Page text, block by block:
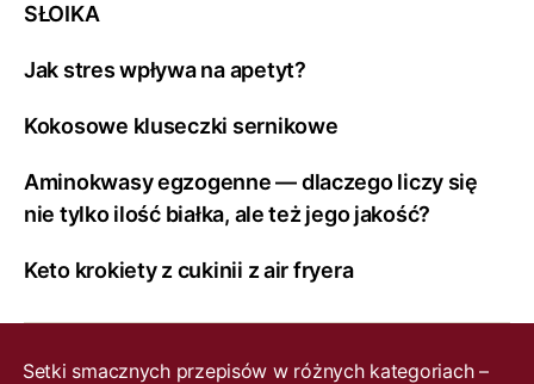
SŁOIKA
Jak stres wpływa na apetyt?
Kokosowe kluseczki sernikowe
Aminokwasy egzogenne — dlaczego liczy się
nie tylko ilość białka, ale też jego jakość?
Keto krokiety z cukinii z air fryera
Setki smacznych przepisów w różnych kategoriach –